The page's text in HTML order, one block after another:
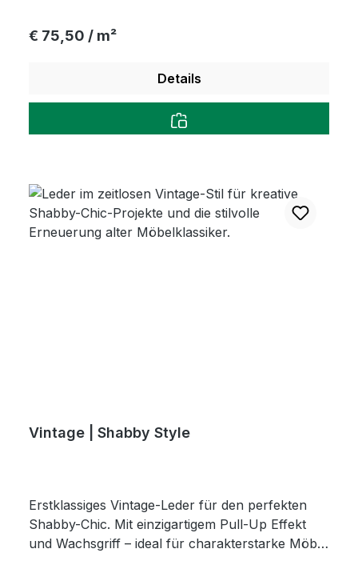
Regulärer Preis:
€ 75,50 / m²
Details
Vintage | Shabby Style
Erstklassiges Vintage-Leder für den perfekten
Shabby-Chic. Mit einzigartigem Pull-Up Effekt
und Wachsgriff – ideal für charakterstarke Möbel